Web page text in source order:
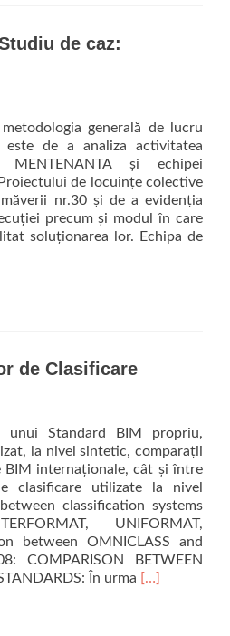
de caz:
generală de lucru
de a analiza activitatea
MENTENANTA și echipei
de locuințe colective
nr.30 și de a evidenția
precum și modul în care
soluționarea lor. Echipa de
de Clasificare
unui Standard BIM propriu,
la nivel sintetic, comparații
internaționale, cât și între
clasificare utilizate la nivel
classification systems
UNIFORMAT,
between OMNICLASS and
COMPARISON BETWEEN
În urma Read
[…]